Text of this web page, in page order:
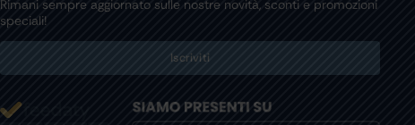
Rimani sempre aggiornato sulle nostre novità, sconti e promozioni
speciali!
Iscriviti